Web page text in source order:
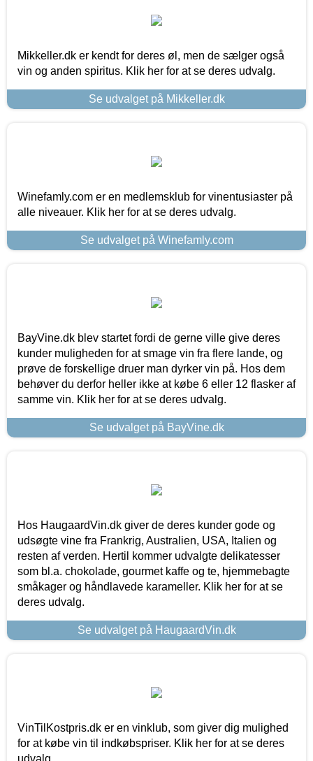
Mikkeller.dk er kendt for deres øl, men de sælger også
vin og anden spiritus. Klik her for at se deres udvalg.
Se udvalget på Mikkeller.dk
Winefamly.com er en medlemsklub for vinentusiaster på
alle niveauer. Klik her for at se deres udvalg.
Se udvalget på Winefamly.com
BayVine.dk blev startet fordi de gerne ville give deres
kunder muligheden for at smage vin fra flere lande, og
prøve de forskellige druer man dyrker vin på. Hos dem
behøver du derfor heller ikke at købe 6 eller 12 flasker af
samme vin. Klik her for at se deres udvalg.
Se udvalget på BayVine.dk
Hos HaugaardVin.dk giver de deres kunder gode og
udsøgte vine fra Frankrig, Australien, USA, Italien og
resten af verden. Hertil kommer udvalgte delikatesser
som bl.a. chokolade, gourmet kaffe og te, hjemmebagte
småkager og håndlavede karameller. Klik her for at se
deres udvalg.
Se udvalget på HaugaardVin.dk
VinTilKostpris.dk er en vinklub, som giver dig mulighed
for at købe vin til indkøbspriser. Klik her for at se deres
udvalg.